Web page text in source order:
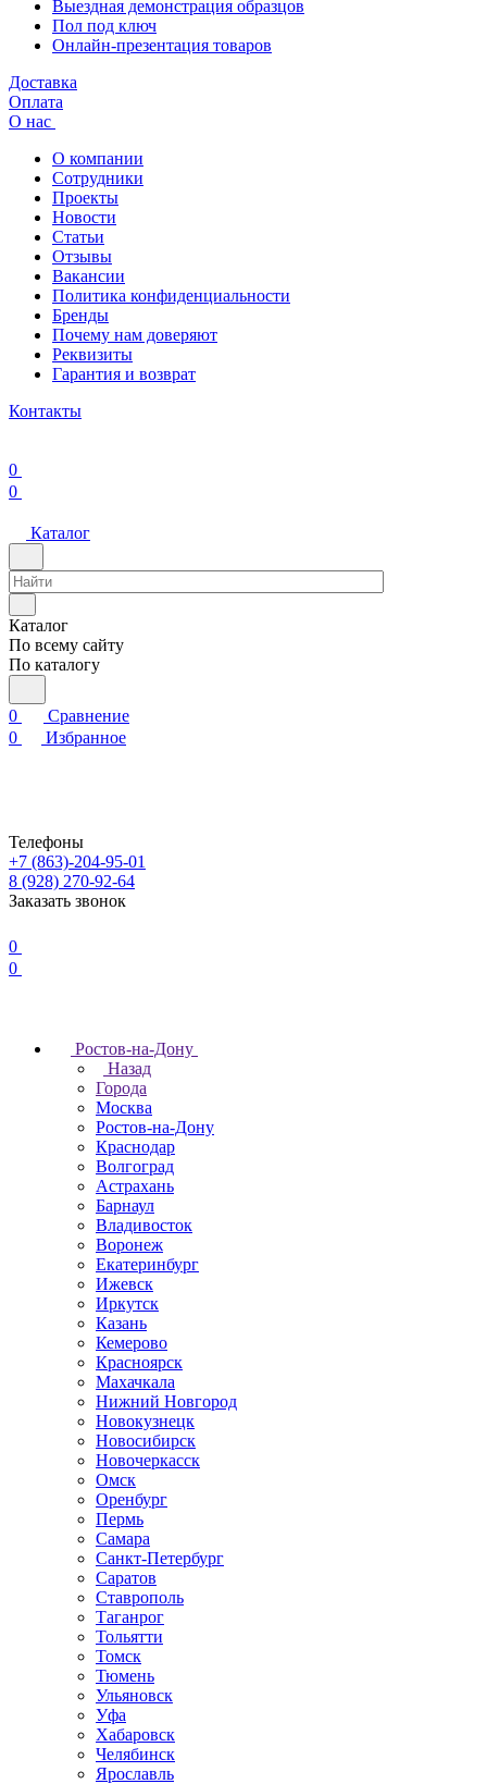
Выездная демонстрация образцов
Пол под ключ
Онлайн-презентация товаров
Доставка
Оплата
О нас
О компании
Сотрудники
Проекты
Новости
Статьи
Отзывы
Вакансии
Политика конфиденциальности
Бренды
Почему нам доверяют
Реквизиты
Гарантия и возврат
Контакты
0
0
Каталог
Каталог
По всему сайту
По каталогу
0
Сравнение
0
Избранное
Телефоны
+7 (863)-204-95-01
8 (928) 270-92-64
Заказать звонок
0
0
Ростов-на-Дону
Назад
Города
Москва
Ростов-на-Дону
Краснодар
Волгоград
Астрахань
Барнаул
Владивосток
Воронеж
Екатеринбург
Ижевск
Иркутск
Казань
Кемерово
Красноярск
Махачкала
Нижний Новгород
Новокузнецк
Новосибирск
Новочеркаcск
Омск
Оренбург
Пермь
Самара
Санкт-Петербург
Саратов
Ставрополь
Таганрог
Тольятти
Томск
Тюмень
Ульяновск
Уфа
Хабаровск
Челябинск
Ярославль